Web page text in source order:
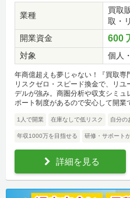
業種
買取
取・
開業資金
600
対象 個人
年商億超えも夢じゃない！『買取
リスクゼロ・スピード換金で、リ
デルが強み。商圏分析や収支シミ
ポート制度があるので安心して開業
1人で開業 在庫なしで低リスク 自分の
年収1000万を目指せる 研修・サポート
詳細を見る